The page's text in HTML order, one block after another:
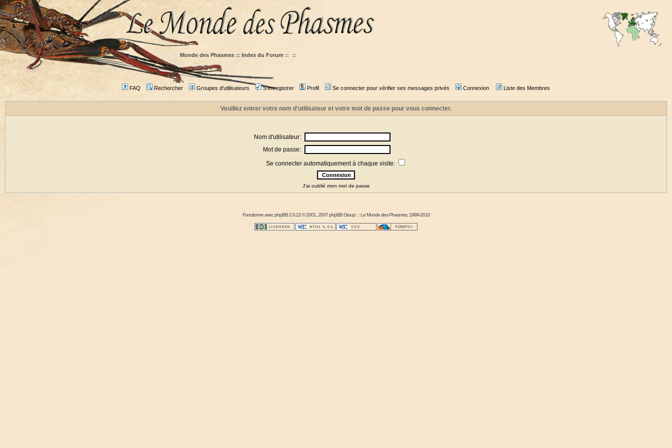
Monde des Phasmes :: Index du Forum :: ::
FAQ Rechercher Groupes d'utilisateurs S'enregistrer Profil Se connecter pour vérifier ses messages privés Connexion Liste des Membres
Veuillez entrer votre nom d'utilisateur et votre mot de passe pour vous connecter.
Nom d'utilisateur:
Mot de passe:
Se connecter automatiquement à chaque visite:
J'ai oublié mon mot de passe
Fonctionne avecphpBB2.0.22 © 2001, 2007 phpBB Group : :Le Monde des Phasmes, 1999-2010